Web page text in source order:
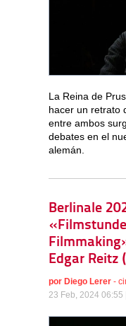
La Reina de
hacer un retrato
entre ambos
debates en el
alemán.
Berlinale
Edgar Reitz
por Diego Lerer -
23 Feb, 2024 06:55 |